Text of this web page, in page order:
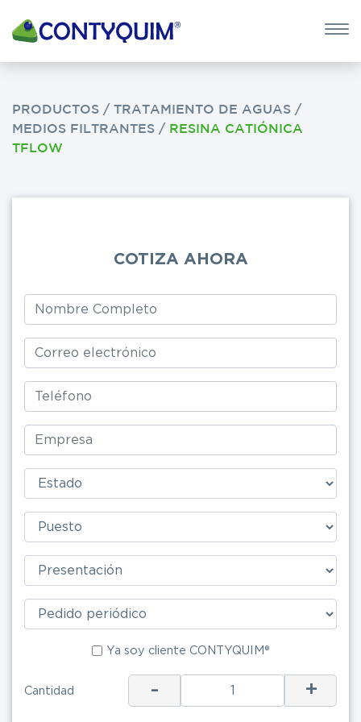
×
POTASA
PRODUCTOS / TRATAMIENTO DE AGUAS /
MEDIOS FILTRANTES / RESINA CATIÓNICA
TFLOW
COTIZA AHORA
Ya soy cliente CONTYQUIM®
Cantidad - +